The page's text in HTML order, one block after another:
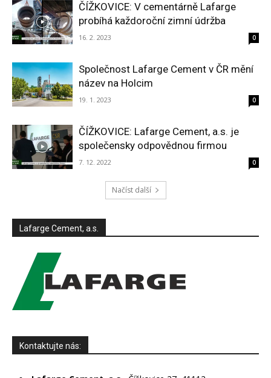
ČÍŽKOVICE: V cementárně Lafarge
probíhá každoroční zimní údržba
16. 2. 2023 0
Společnost Lafarge Cement v ČR mění
název na Holcim
19. 1. 2023 0
ČÍŽKOVICE: Lafarge Cement, a.s. je
společensky odpovědnou firmou
7. 12. 2022 0
Načíst další
Lafarge Cement, a.s.
Kontaktujte nás: